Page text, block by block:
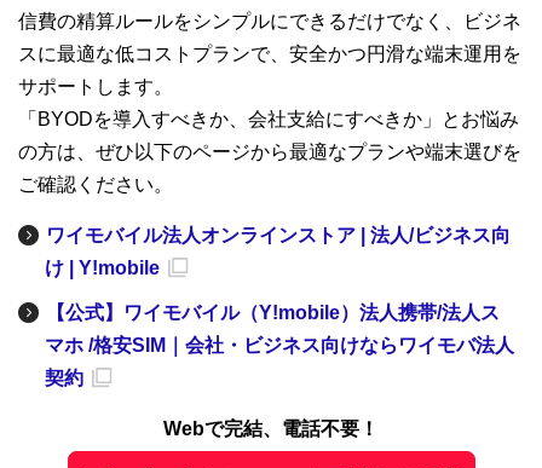
信費の精算ルールをシンプルにできるだけでなく、ビジネ
スに最適な低コストプランで、安全かつ円滑な端末運用を
サポートします。
「BYODを導入すべきか、会社支給にすべきか」とお悩み
の方は、ぜひ以下のページから最適なプランや端末選びを
ご確認ください。
ワイモバイル法人オンラインストア | 法人/ビジネス向
け | Y!mobile
【公式】ワイモバイル（Y!mobile）法人携帯/法人ス
マホ /格安SIM｜会社・ビジネス向けならワイモバ法人
契約
Webで完結、電話不要！